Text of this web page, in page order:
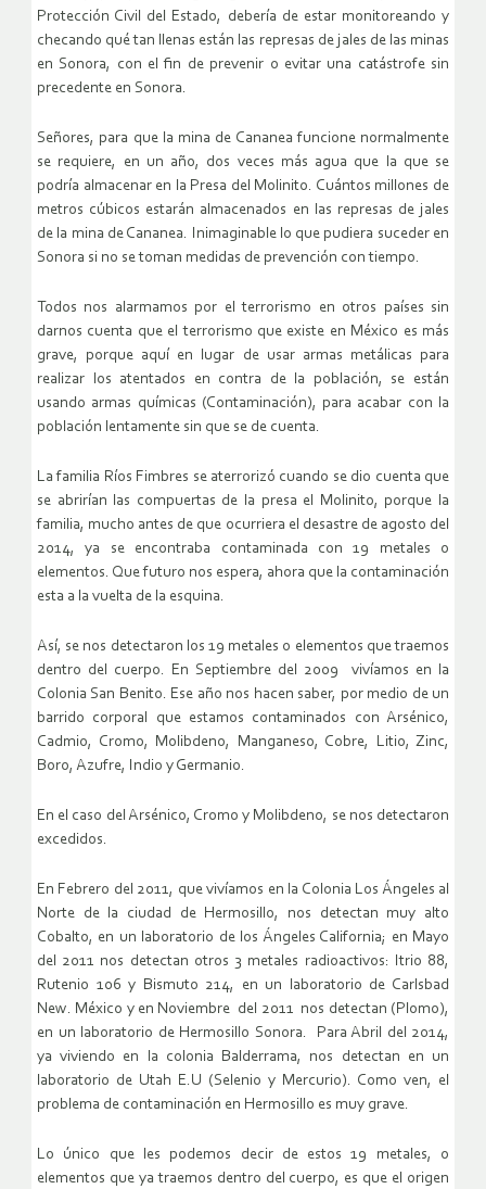
Protección Civil del Estado, debería de estar monitoreando y
checando qué tan llenas están las represas de jales de las minas
en Sonora, con el fin de prevenir o evitar una catástrofe sin
precedente en Sonora.
Señores, para que la mina de Cananea funcione normalmente
se requiere, en un año, dos veces más agua que la que se
podría almacenar en la Presa del Molinito. Cuántos millones de
metros cúbicos estarán almacenados en las represas de jales
de la mina de Cananea. Inimaginable lo que pudiera suceder en
Sonora si no se toman medidas de prevención con tiempo.
Todos nos alarmamos por el terrorismo en otros países sin
darnos cuenta que el terrorismo que existe en México es más
grave, porque aquí en lugar de usar armas metálicas para
realizar los atentados en contra de la población, se están
usando armas químicas (Contaminación), para acabar con la
población lentamente sin que se de cuenta.
La familia Ríos Fimbres se aterrorizó cuando se dio cuenta que
se abrirían las compuertas de la presa el Molinito, porque la
familia, mucho antes de que ocurriera el desastre de agosto del
2014, ya se encontraba contaminada con 19 metales o
elementos. Que futuro nos espera, ahora que la contaminación
esta a la vuelta de la esquina.
Así, se nos detectaron los 19 metales o elementos que traemos
dentro del cuerpo. En Septiembre del 2009 vivíamos en la
Colonia San Benito. Ese año nos hacen saber, por medio de un
barrido corporal que estamos contaminados con Arsénico,
Cadmio, Cromo, Molibdeno, Manganeso, Cobre, Litio, Zinc,
Boro, Azufre, Indio y Germanio.
En el caso del Arsénico, Cromo y Molibdeno, se nos detectaron
excedidos.
En Febrero del 2011, que vivíamos en la Colonia Los Ángeles al
Norte de la ciudad de Hermosillo, nos detectan muy alto
Cobalto, en un laboratorio de los Ángeles California; en Mayo
del 2011 nos detectan otros 3 metales radioactivos: Itrio 88,
Rutenio 106 y Bismuto 214, en un laboratorio de Carlsbad
New. México y en Noviembre del 2011 nos detectan (Plomo),
en un laboratorio de Hermosillo Sonora. Para Abril del 2014,
ya viviendo en la colonia Balderrama, nos detectan en un
laboratorio de Utah E.U (Selenio y Mercurio). Como ven, el
problema de contaminación en Hermosillo es muy grave.
Lo único que les podemos decir de estos 19 metales, o
elementos que ya traemos dentro del cuerpo, es que el origen